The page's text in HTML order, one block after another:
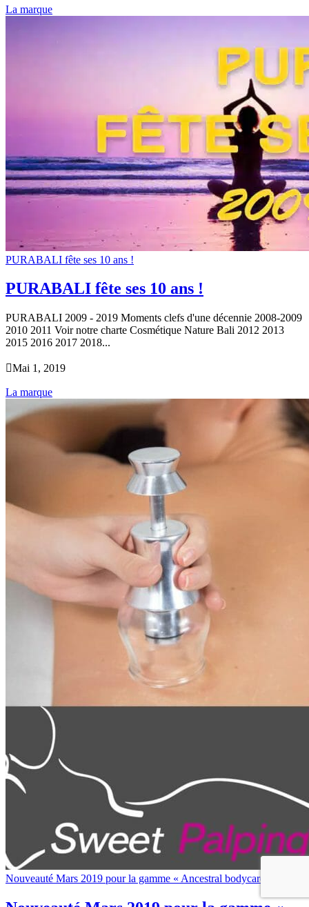
La marque
PURABALI fête ses 10 ans !
PURABALI fête ses 10 ans !
PURABALI 2009 - 2019 Moments clefs d'une décennie 2008-2009
2010 2011 Voir notre charte Cosmétique Nature Bali 2012 2013
2015 2016 2017 2018...
Mai 1, 2019
La marque
Nouveauté Mars 2019 pour la gamme « Ancestral bodycares »